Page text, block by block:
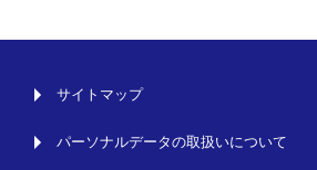
サイトマップ
パーソナルデータの取扱いについて